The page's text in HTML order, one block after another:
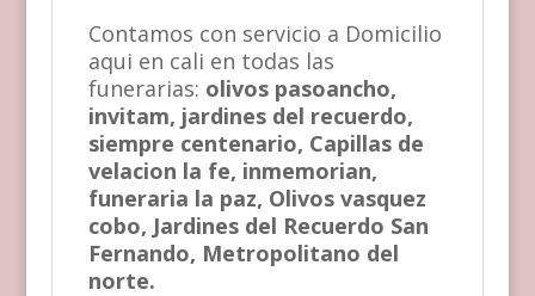
Contamos con servicio a Domicilio
aqui en cali en todas las
funerarias: olivos pasoancho,
invitam, jardines del recuerdo,
siempre centenario, Capillas de
velacion la fe, inmemorian,
funeraria la paz, Olivos vasquez
cobo, Jardines del Recuerdo San
Fernando, Metropolitano del
norte.